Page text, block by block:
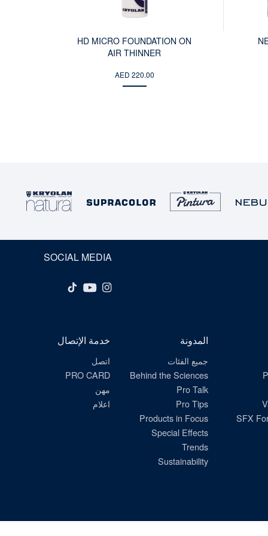
HD MICRO FOUNDATION ON
AIR THINNER
AED 220.00
SOCIAL MEDIA
SFX
المدونة
جميع الفئات
Behind the Sciences
Pro Talk
Pro Tips
Products in Focus
Special Effects
Trends
Sustainability
خدمة الإتصال
اتصل
PRO CARD
مهن
اعلام